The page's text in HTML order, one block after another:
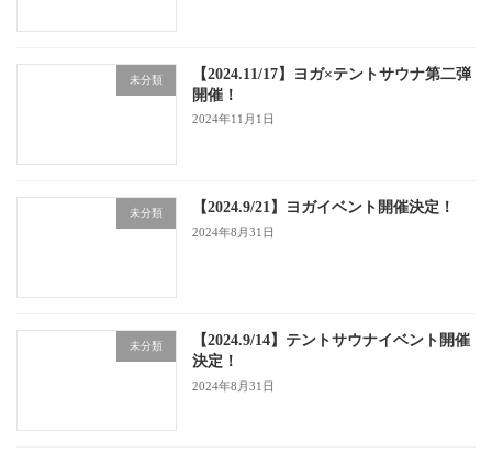
未分類
【2024.11/17】ヨガ×テントサウナ第二弾
開催！
2024年11月1日
未分類 【2024.9/21】ヨガイベント開催決定！
2024年8月31日
未分類
【2024.9/14】テントサウナイベント開催
決定！
2024年8月31日